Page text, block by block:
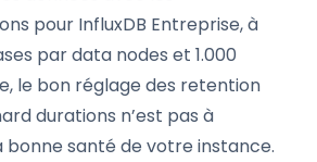
pour InfluxDB Entreprise, à
par data nodes et 1.000
le bon réglage des retention
durations n’est pas à
bonne santé de votre instance.